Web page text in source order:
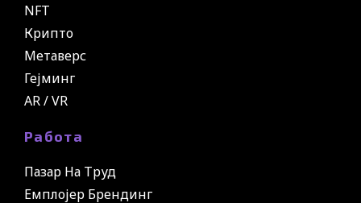
NFT
Крипто
Метаверс
Гејминг
AR / VR
Работа
Пазар На Труд
Емплојер Брендинг